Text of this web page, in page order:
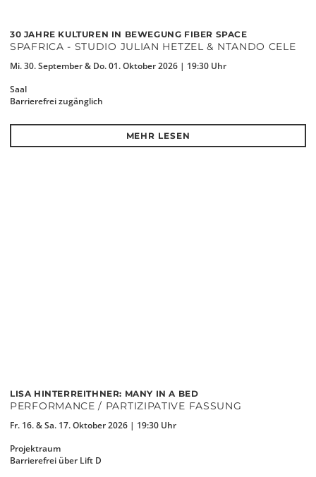
30 JAHRE KULTUREN IN BEWEGUNG FIBER SPACE
SPAFRICA - STUDIO JULIAN HETZEL & NTANDO CELE
Mi. 30. September & Do. 01. Oktober 2026 | 19:30 Uhr
Saal
Barrierefrei zugänglich
MEHR LESEN
LISA HINTERREITHNER: MANY IN A BED
PERFORMANCE / PARTIZIPATIVE FASSUNG
Fr. 16. & Sa. 17. Oktober 2026 | 19:30 Uhr
Projektraum
Barrierefrei über Lift D